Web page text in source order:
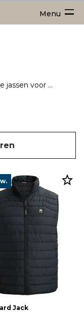
Menu
Ben jij op zoek de naar nieuwe collectie jassen voor heren? Dan ben je hier aan het juiste adres! Regen of zonneschijn, voor iedere temperatuur vind je een geschikte nieuwe jas en loop jij erbij volgens de allerlaatste jassen trends.
Jack